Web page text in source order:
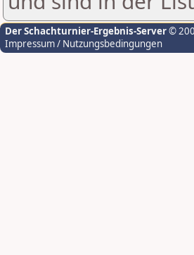
Der Schachturnier-Ergebnis-Server©
Impressum / Nutzungsbedingungen